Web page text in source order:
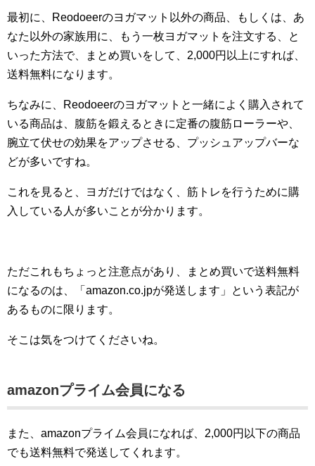
最初に、Reodoeerのヨガマット以外の商品、もしくは、あ
なた以外の家族用に、もう一枚ヨガマットを注文する、と
いった方法で、まとめ買いをして、2,000円以上にすれば、
送料無料になります。
ちなみに、Reodoeerのヨガマットと一緒によく購入されて
いる商品は、腹筋を鍛えるときに定番の腹筋ローラーや、
腕立て伏せの効果をアップさせる、プッシュアップバーな
どが多いですね。
これを見ると、ヨガだけではなく、筋トレを行うために購
入している人が多いことが分かります。
ただこれもちょっと注意点があり、まとめ買いで送料無料
になるのは、「amazon.co.jpが発送します」という表記が
あるものに限ります。
そこは気をつけてくださいね。
amazonプライム会員になる
また、amazonプライム会員になれば、2,000円以下の商品
でも送料無料で発送してくれます。